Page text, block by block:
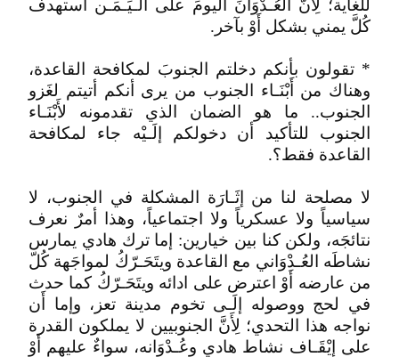
للغاية؛ لِأَنَّ العُـدْوَانَ اليومَ على الـيَـمَـن استهدف
كُلَّ يمني بشكل أَوْ بآخر.
* تقولون بأنكم دخلتم الجنوبَ لمكافحة القاعدة،
وهناك من أَبْنَـاء الجنوب من يرى أنكم أتيتم لغَزو
الجنوب.. ما هو الضمان الذي تقدمونه لأَبْنَـاء
الجنوب للتأكيد أن دخولكم إلَـيْه جاء لمكافحة
القاعدة فقط؟.
لا مصلحة لنا من إثَـارَة المشكلة في الجنوب، لا
سياسياً ولا عسكرياً ولا اجتماعياً، وهذا أمرٌ نعرف
نتائجَه، ولكن كنا بين خيارين: إما ترك هادي يمارس
نشاطَه العُـدْوَاني مع القاعدة ويتَحَـرّكُ لمواجَهة كُلّ
من عارضه أَوْ اعترض على ادائه ويتَحَـرّكُ كما حدث
في لحج ووصوله إلَـى تخوم مدينة تعز، وإما أَن
نواجه هذا التحدي؛ لِأَنَّ الجنوبيين لا يملكون القدرة
على إيْقَـاف نشاط هادي وعُـدْوَانه، سواءٌ عليهم أَوْ